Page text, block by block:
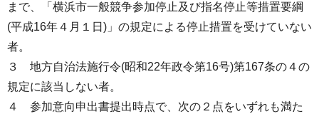
まで、「横浜市一般競争参加停止及び指名停止等措置要綱
(平成16年４月１日)」の規定による停止措置を受けていない
者。
３ 地方自治法施行令(昭和22年政令第16号)第167条の４の
規定に該当しない者。
４ 参加意向申出書提出時点で、次の２点をいずれも満た